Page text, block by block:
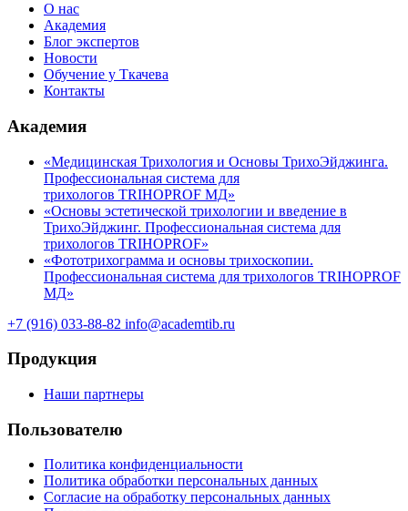
О нас
Академия
Блог экспертов
Новости
Обучение у Ткачева
Контакты
Академия
«Медицинская Трихология и Основы ТрихоЭйджинга.
Профессиональная система для
трихологов TRIHOPROF МД»
«Основы эстетической трихологии и введение в
ТрихоЭйджинг. Профессиональная система для
трихологов TRIHOPROF»
«Фототрихограмма и основы трихоскопии.
Профессиональная система для трихологов TRIHOPROF
МД»
+7 (916) 033-88-82 info@academtib.ru
Продукция
Наши партнеры
Пользователю
Политика конфиденциальности
Политика обработки персональных данных
Согласие на обработку персональных данных